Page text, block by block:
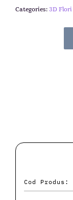
Categories:3D Flori
Cod Produs: